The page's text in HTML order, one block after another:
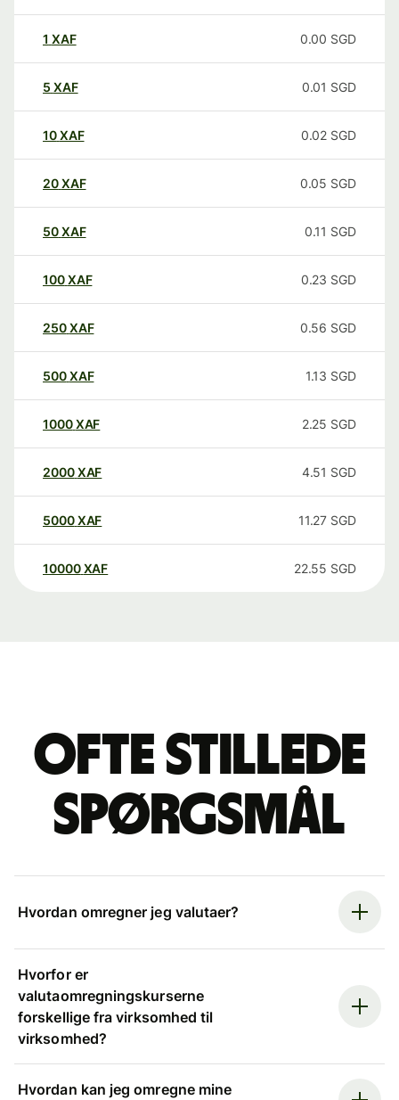
1 XAF 0.00 SGD
5 XAF 0.01 SGD
10XAF 0.02 SGD
20XAF 0.05 SGD
50XAF 0.11 SGD
100XAF 0.23 SGD
250XAF 0.56 SGD
500XAF 1.13 SGD
1000XAF 2.25 SGD
2000XAF 4.51 SGD
5000XAF 11.27 SGD
10000 XAF 22.55 SGD
Ofte stillede
spørgsmål
Hvordan omregner jeg valutaer?
Hvorfor er
valutaomregningskurserne
forskellige fra virksomhed til
virksomhed?
Hvordan kan jeg omregne mine